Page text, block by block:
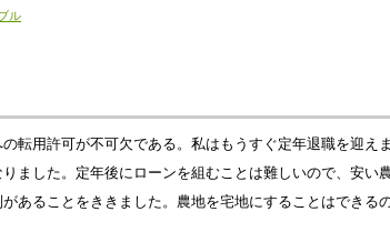
ル
転用許可が不可欠である。私はもうすぐ定年退職を迎え
ました。定年後にローンを組むことは難しいので、安い
あることをききました。農地を宅地にすることはできる